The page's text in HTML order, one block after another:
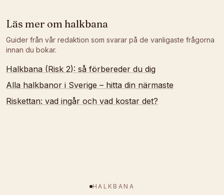
Läs mer om halkbana
Guider från vår redaktion som svarar på de vanligaste frågorna
innan du bokar.
Halkbana (Risk 2): så förbereder du dig
Alla halkbanor i Sverige – hitta din närmaste
Riskettan: vad ingår och vad kostar det?
HALKBANA